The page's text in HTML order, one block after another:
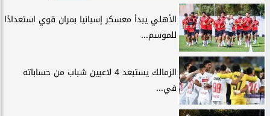
الأهلي يبدأ معسكر إسبانيا بمران قوي استعدادًا
للموسم...
الزمالك يستبعد 4 لاعبين شباب من حساباته
في...